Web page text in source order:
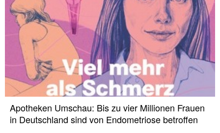
Apotheken Umschau: Bis zu vier Millionen Frauen
in Deutschland sind von Endometriose betroffen